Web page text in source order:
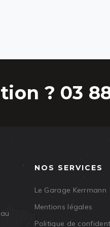
? 03
NOS SERVICES
Le Garage Kerrmann
Mentions légales
Politique de